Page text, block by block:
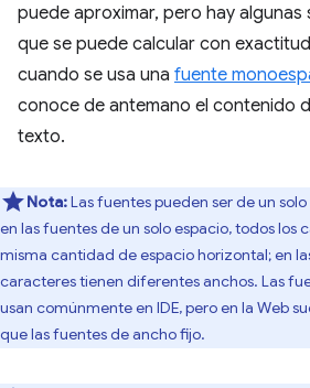
puede aproximar, pero hay algunas
que se puede calcular con
cuando se usa una fuente
conoce de antemano el contenido
texto.
Nota:Las fuentes pueden ser de un
en las fuentes de un solo espacio, todos los
misma cantidad de espacio horizontal; en
caracteres tienen diferentes anchos. Las
usan comúnmente en IDE, pero en la Web
que las fuentes de ancho fijo.